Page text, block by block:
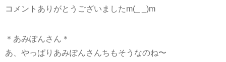
コメントありがとうございましたm(_ _)m
＊あみぽんさん＊
あ、やっぱりあみぽんさんちもそうなのね〜